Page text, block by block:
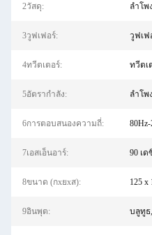
2วัสดุ: ลำโพ
3วูฟเฟอร์: วูฟเฟ
4ทวีตเตอร์: ทวีตเ
5อัตรากำลัง: ลำโพ
6การตอบสนองความถี่:
7เอสเอ็นอาร์: 90 เด
8ขนาด (กxยxส): 125 x
9อินพุต: บลูทูธ